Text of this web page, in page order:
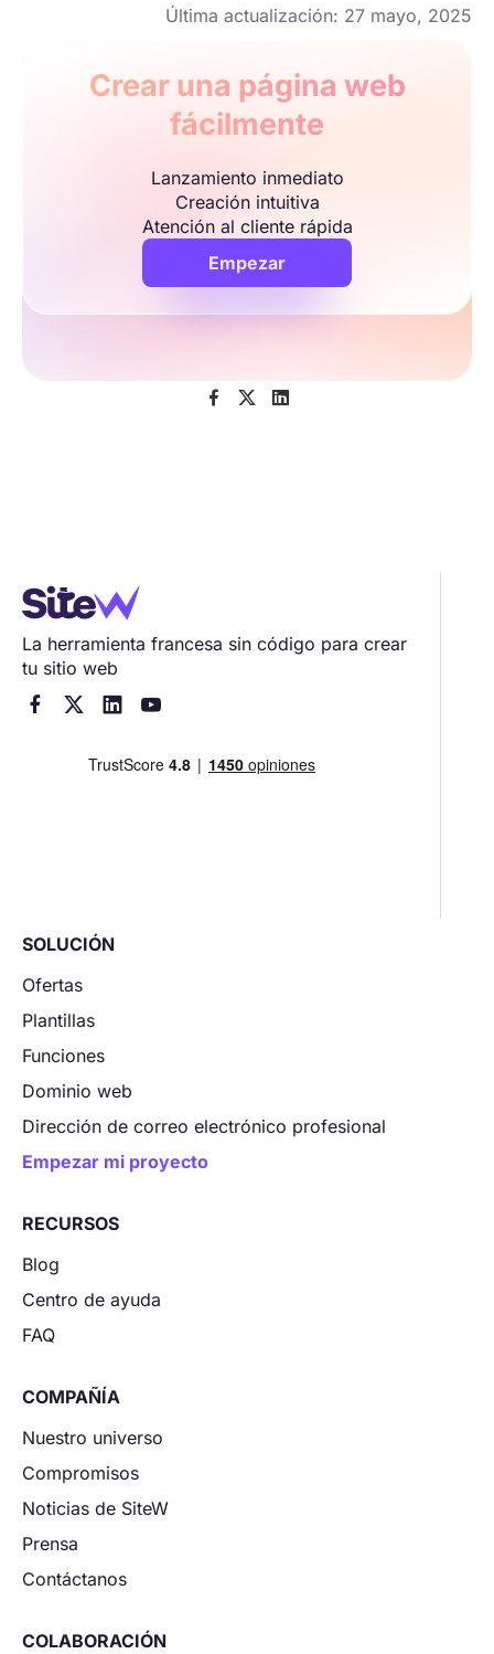
  
Última actualización: 27 mayo, 2025
Crear una página web
fácilmente
Lanzamiento inmediato
Creación intuitiva
Atención al cliente rápida
Empezar
La herramienta francesa sin código para crear
tu sitio web
   
SOLUCIÓN
Ofertas
Plantillas
Funciones
Dominio web
Dirección de correo electrónico profesional
Empezar mi proyecto
RECURSOS
Blog
Centro de ayuda
FAQ
COMPAÑÍA
Nuestro universo
Compromisos
Noticias de SiteW
Prensa
Contáctanos
COLABORACIÓN